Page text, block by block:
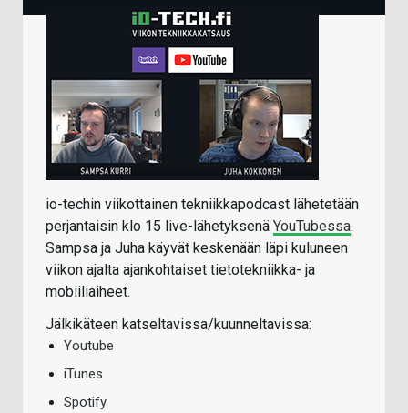
io-techin viikottainen tekniikkapodcast lähetetään
perjantaisin klo 15 live-lähetyksenä YouTubessa.
Sampsa ja Juha käyvät keskenään läpi kuluneen
viikon ajalta ajankohtaiset tietotekniikka- ja
mobiiliaiheet.
Jälkikäteen katseltavissa/kuunneltavissa:
Youtube
iTunes
Spotify